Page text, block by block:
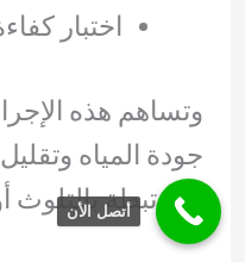
اختبار
وتساهم هذه
جودة المياه
المرتبطة بالتلوث
أتصل الأن